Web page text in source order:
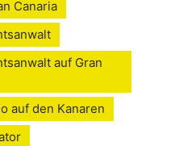
Canaria
auf Gran
auf den Kanaren